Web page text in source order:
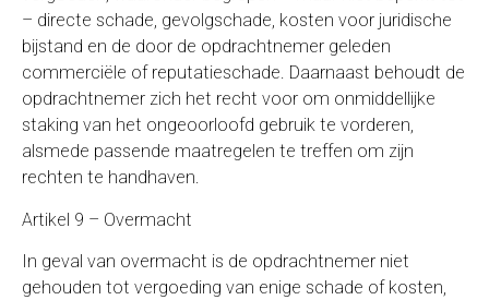
– directe schade, gevolgschade, kosten voor juridische
bijstand en de door de opdrachtnemer geleden
commerciële of reputatieschade. Daarnaast behoudt de
opdrachtnemer zich het recht voor om onmiddellijke
staking van het ongeoorloofd gebruik te vorderen,
alsmede passende maatregelen te treffen om zijn
rechten te handhaven.
Artikel 9 – Overmacht
In geval van overmacht is de opdrachtnemer niet
gehouden tot vergoeding van enige schade of kosten,